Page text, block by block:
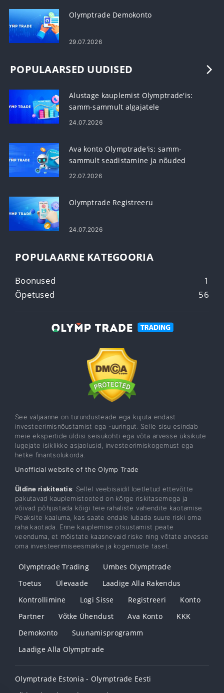
Olymptrade Demokonto
29.07.2026
POPULAARSED UUDISED
Alustage kauplemist Olymptrade'is:
samm-sammult algajatele
24.07.2026
Ava konto Olymptrade'is: samm-
sammult seadistamine ja nõuded
22.07.2026
Olymptrade Registreeru
24.07.2026
POPULAARNE KATEGOORIA
Boonused
1
Õpetused
56
See väljaanne on turundusteade ega kujuta endast
investeerimisnõustamist ega -uuringut. Selle sisu esindab
meie ekspertide üldisi seisukohti ega võta arvesse üksikute
lugejate isiklikke asjaolusid, investeerimiskogemust ega
hetke finantsolukorda.
Unofficial website of the Olymp Trade
Üldine riskiteatis: Sellel veebisaidil loetletud ettevõtte
pakutavad kauplemistooted on kõrge riskitasemega ja
võivad põhjustada kõigi teie rahaliste vahendite kaotamise.
Peaksite kaaluma, kas saate endale lubada suure riski oma
raha kaotada. Enne kauplemise otsustamist peate
veenduma, et mõistate kaasnevaid riske ning võtate arvesse
oma investeerimiseesmärke ja kogemuste taset.
Olymptrade Trading
Umbes Olymptrade
Toetus
Ülevaade
Laadige Alla Rakendus
Kontrollimine
Logi Sisse Registreeri
Konto
Partner
Võtke Ühendust Ava Konto
KKK
Demokonto
Suunamisprogramm
Laadige Alla Olymptrade
Olymptrade Estonia - Olymptrade Eesti